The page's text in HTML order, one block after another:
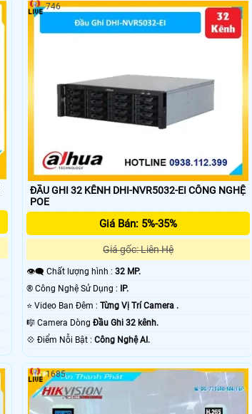
ĐẦU GHI 32 KÊNH DHI-NVR5032-EI CÔNG NGHỆ
POE
Giá Bán: 5%-35%
Giá gốc: Liên Hệ
👁️‍🗨 Chất lượng hình :32 MP.
®️ Công Nghệ Sử Dụng :
IP.
⭐ Video Ban Đêm :Từng Vị Trí Camera .
🎼️ Camera DòngĐầu Ghi 32 kênh.
️💠 Điểm Nỗi Bật :Công Nghệ AI.
746
1685